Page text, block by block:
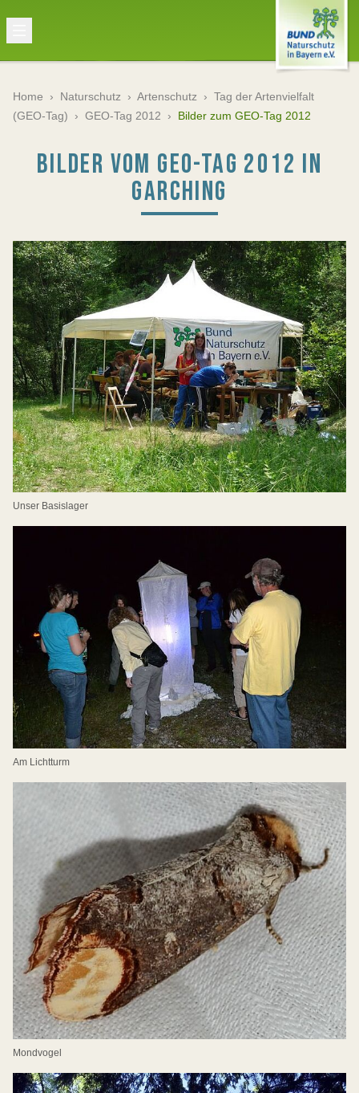
Home › Naturschutz › Artenschutz › Tag der Artenvielfalt
(GEO-Tag) › GEO-Tag 2012 › Bilder zum GEO-Tag 2012
BILDER VOM GEO-TAG 2012 IN
GARCHING
Unser Basislager
Am Lichtturm
Mondvogel